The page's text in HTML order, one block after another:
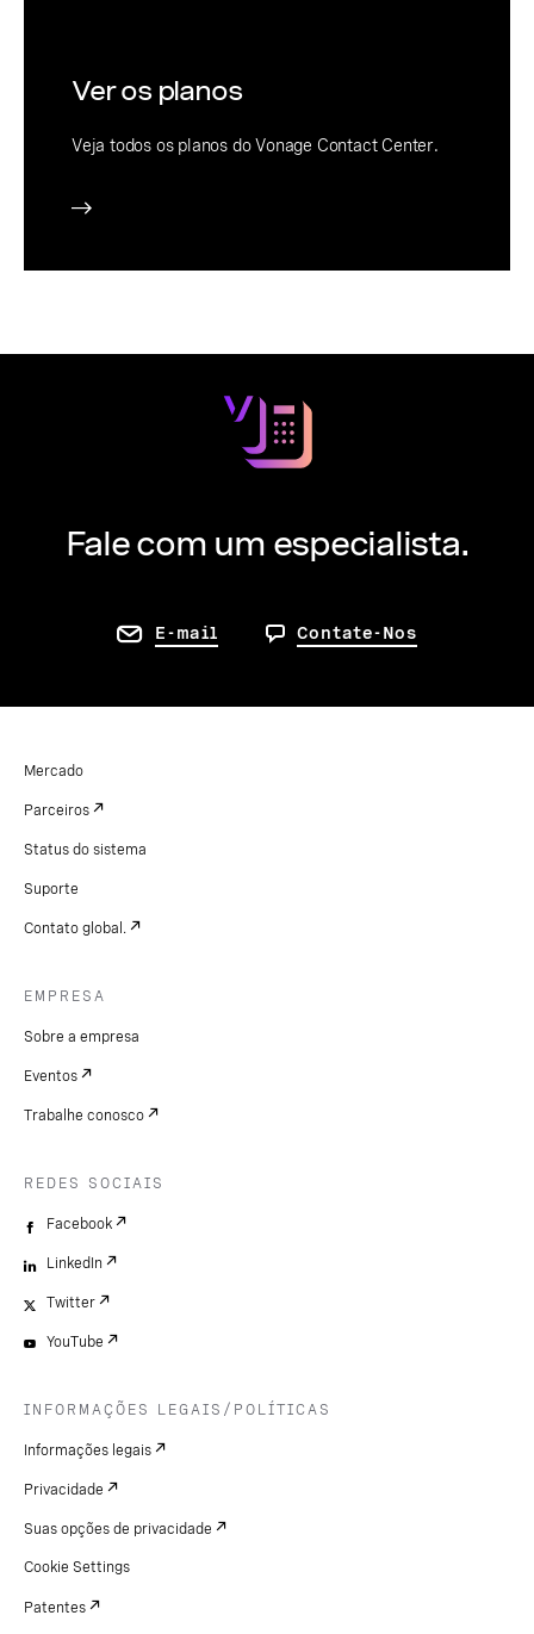
Ver os planos
Veja todos os planos do Vonage Contact Center.
Fale com um especialista.
E-mail Contate-Nos
Mercado
Parceiros
Status do sistema
Suporte
Contato global.
EMPRESA
Sobre a empresa
Eventos
Trabalhe conosco
REDES SOCIAIS
Facebook
LinkedIn
Twitter
YouTube
INFORMAÇÕES LEGAIS/POLÍTICAS
Informações legais
Privacidade
Suas opções de privacidade
Cookie Settings
Patentes